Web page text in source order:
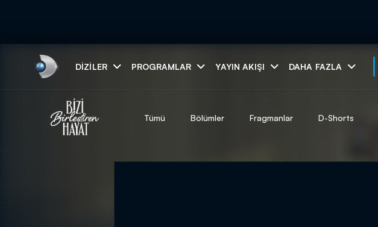
DIZILER PROGRAMLAR YAYIN AKIŞI DAHA FAZLA
Tümü Bölümler Fragmanlar D-Shorts